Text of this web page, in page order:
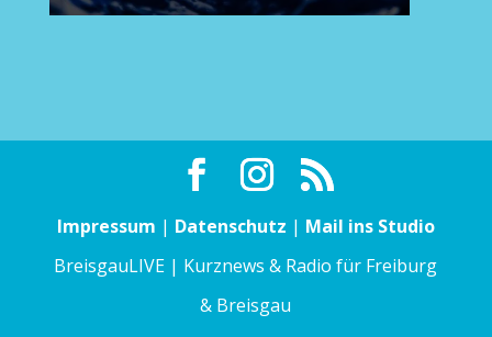
Impressum | Datenschutz | Mail ins Studio
BreisgauLIVE | Kurznews & Radio für Freiburg
& Breisgau